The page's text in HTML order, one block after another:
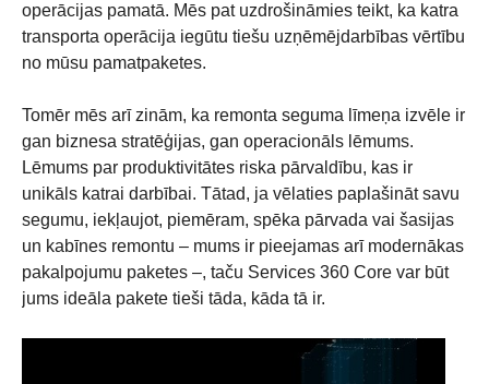
operācijas pamatā. Mēs pat uzdrošināmies teikt, ka katra
transporta operācija iegūtu tiešu uzņēmējdarbības vērtību
no mūsu pamatpaketes.
Tomēr mēs arī zinām, ka remonta seguma līmeņa izvēle ir
gan biznesa stratēģijas, gan operacionāls lēmums.
Lēmums par produktivitātes riska pārvaldību, kas ir
unikāls katrai darbībai. Tātad, ja vēlaties paplašināt savu
segumu, iekļaujot, piemēram, spēka pārvada vai šasijas
un kabīnes remontu – mums ir pieejamas arī modernākas
pakalpojumu paketes –, taču Services 360 Core var būt
jums ideāla pakete tieši tāda, kāda tā ir.